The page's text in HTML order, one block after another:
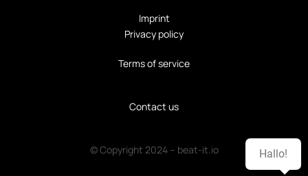
Imprint
Privacy policy
Terms of service
Contact us
© Copyright 2024 – beat-it.io Hallo!